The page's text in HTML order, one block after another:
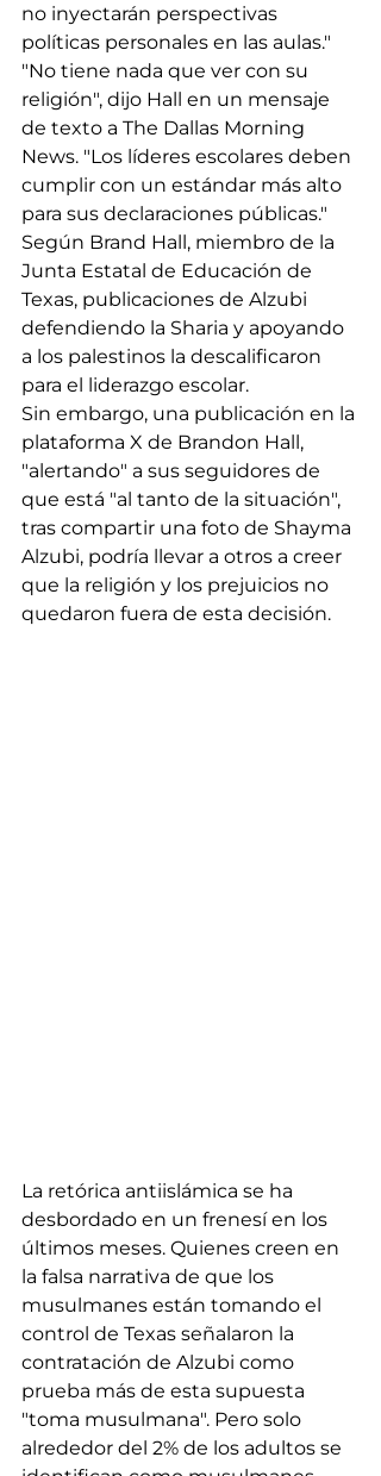
no inyectarán perspectivas
políticas personales en las aulas."
"No tiene nada que ver con su
religión", dijo Hall en un mensaje
de texto a The Dallas Morning
News. "Los líderes escolares deben
cumplir con un estándar más alto
para sus declaraciones públicas."
Según Brand Hall, miembro de la
Junta Estatal de Educación de
Texas, publicaciones de Alzubi
defendiendo la Sharia y apoyando
a los palestinos la descalificaron
para el liderazgo escolar.
Sin embargo, una publicación en la
plataforma X de Brandon Hall,
"alertando" a sus seguidores de
que está "al tanto de la situación",
tras compartir una foto de Shayma
Alzubi, podría llevar a otros a creer
que la religión y los prejuicios no
quedaron fuera de esta decisión.
La retórica antiislámica se ha
desbordado en un frenesí en los
últimos meses. Quienes creen en
la falsa narrativa de que los
musulmanes están tomando el
control de Texas señalaron la
contratación de Alzubi como
prueba más de esta supuesta
"toma musulmana". Pero solo
alrededor del 2% de los adultos se